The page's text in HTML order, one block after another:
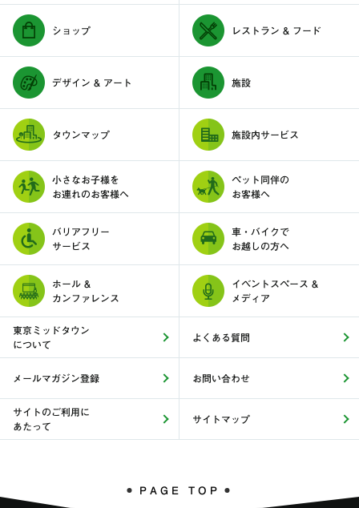
ショップ レストラン & フード
デザイン & アート 施設
タウンマップ 施設内サービス
小さなお子様を
お連れのお客様へ
ペット同伴の
お客様へ
バリアフリー
サービス
車・バイクで
お越しの方へ
ホール &
カンファレンス
イベントスペース &
メディア
東京ミッドタウン
について
よくある質問
メールマガジン登録 お問い合わせ
サイトのご利用に
あたって
サイトマップ
PAGE TOP